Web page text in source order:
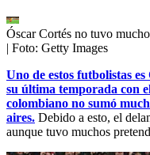
Óscar Cortés no tuvo
| Foto: Getty Images
Uno de estos futbolistas
su última temporada con
colombiano no sumó
aires. Debido a esto, el
aunque tuvo muchos